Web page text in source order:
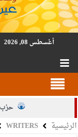
أغسطس 08, 2026
حزب
الجيش يفتح
الرئيسية WRITERS